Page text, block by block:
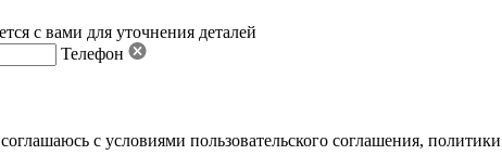
с вами для уточнения деталей
Телефон
соглашаюсь с условиями пользовательского соглашения,